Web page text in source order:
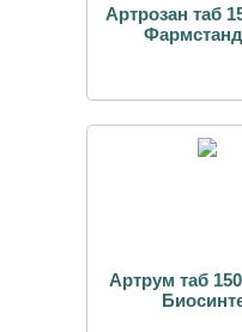
Артрозан таб
Артрум таб